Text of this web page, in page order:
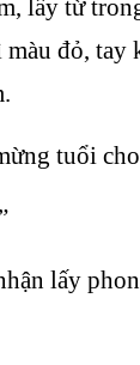
lấy từ
đỏ, tay
tuổi
lấy